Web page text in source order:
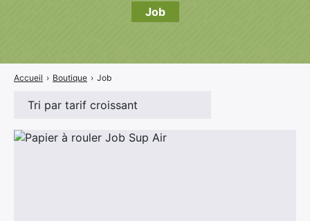
Job
Accueil › Boutique › Job
JNR
Divers